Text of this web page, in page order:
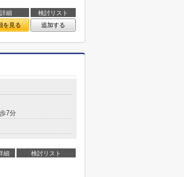
詳細
検討リスト
を見る 追加する
7分
細 検討リスト